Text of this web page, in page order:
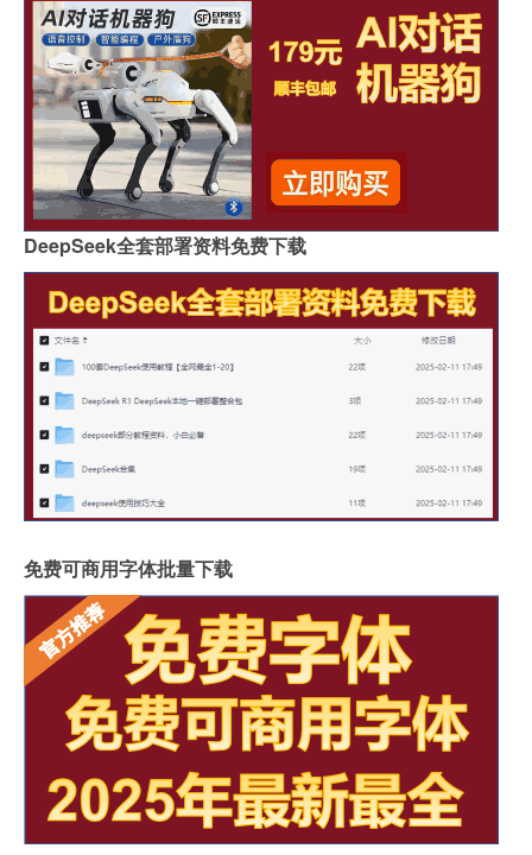
DeepSeek全套部署资料免费下载
免费可商用字体批量下载